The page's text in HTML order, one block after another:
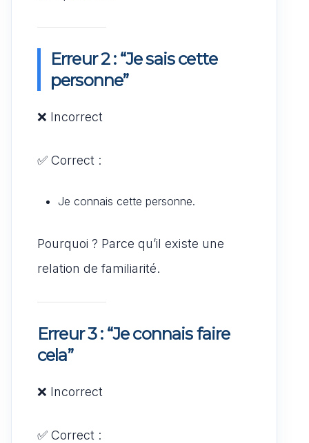
Erreur 2 : “Je sais cette
personne”
❌ Incorrect
✅ Correct :
Je connais cette personne.
Pourquoi ? Parce qu’il existe une
relation de familiarité.
Erreur 3 : “Je connais faire
cela”
❌ Incorrect
✅ Correct :